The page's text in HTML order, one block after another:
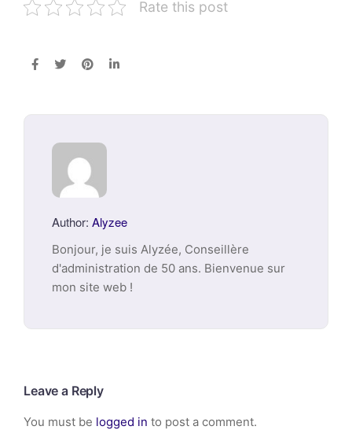
Rate this post
Author: Alyzee
Bonjour, je suis Alyzée, Conseillère
d'administration de 50 ans. Bienvenue sur
mon site web !
Leave a Reply
You must be logged in to post a comment.